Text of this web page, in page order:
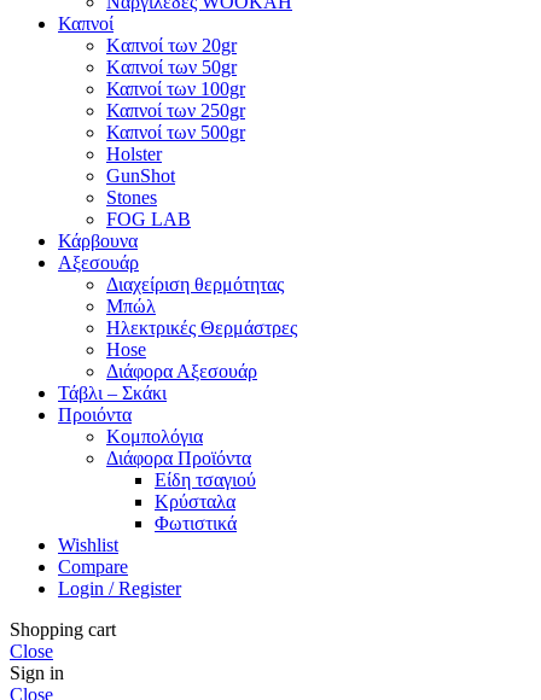
Καπνοί
Kαπνοί των 20gr
Kαπνοί των 50gr
Καπνοί των 100gr
Καπνοί των 250gr
Καπνοί των 500gr
Holster
GunShot
Stones
FOG LAB
Κάρβουνα
Αξεσουάρ
Διαχείριση θερμότητας
Μπώλ
Ηλεκτρικές Θερμάστρες
Hose
Διάφορα Αξεσουάρ
Τάβλι – Σκάκι
Προιόντα
Κομπολόγια
Διάφορα Προϊόντα
Είδη τσαγιού
Κρύσταλα
Φωτιστικά
Wishlist
Compare
Login / Register
Shopping cart
Close
Sign in
Close